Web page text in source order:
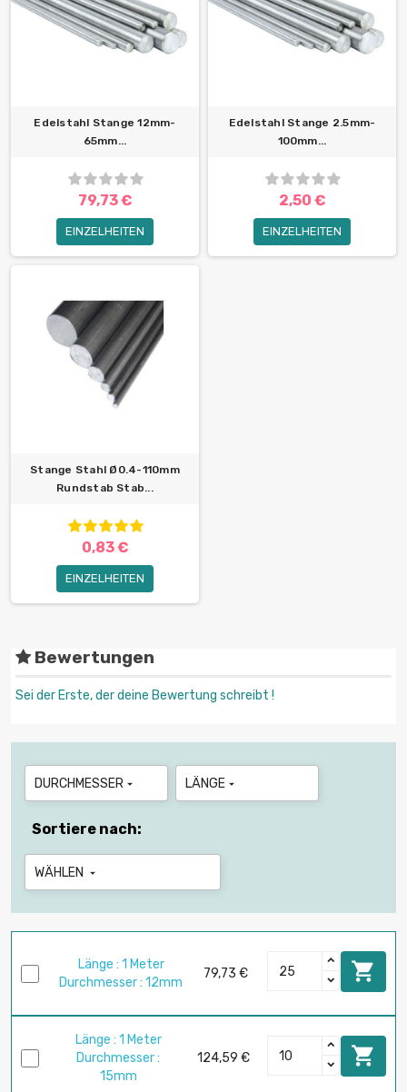
Edelstahl Stange 12mm-
65mm...
79,73 €
EINZELHEITEN
Edelstahl Stange 2.5mm-
100mm...
2,50 €
EINZELHEITEN
Stange Stahl Ø0.4-110mm
Rundstab Stab...
0,83 €
EINZELHEITEN
Bewertungen
Sei der Erste, der deine Bewertung schreibt !
DURCHMESSER  LÄNGE 
Sortiere nach:
WÄHLEN 
Länge : 1 Meter
Durchmesser : 12mm
79,73 € 
Länge : 1 Meter
Durchmesser :
15mm
124,59 € 